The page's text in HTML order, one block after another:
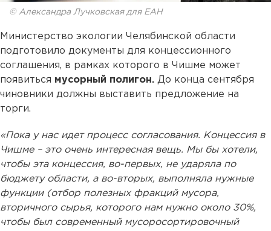
© Александра Лучковская для ЕАН
Министерство экологии Челябинской области
подготовило документы для концессионного
соглашения, в рамках которого в Чишме может
появиться мусорный полигон. До конца сентября
чиновники должны выставить предложение на
торги.
«Пока у нас идет процесс согласования. Концессия в
Чишме – это очень интересная вещь. Мы бы хотели,
чтобы эта концессия, во-первых, не ударяла по
бюджету области, а во-вторых, выполняла нужные
функции (отбор полезных фракций мусора,
вторичного сырья, которого нам нужно около 30%,
чтобы был современный мусоросортировочный